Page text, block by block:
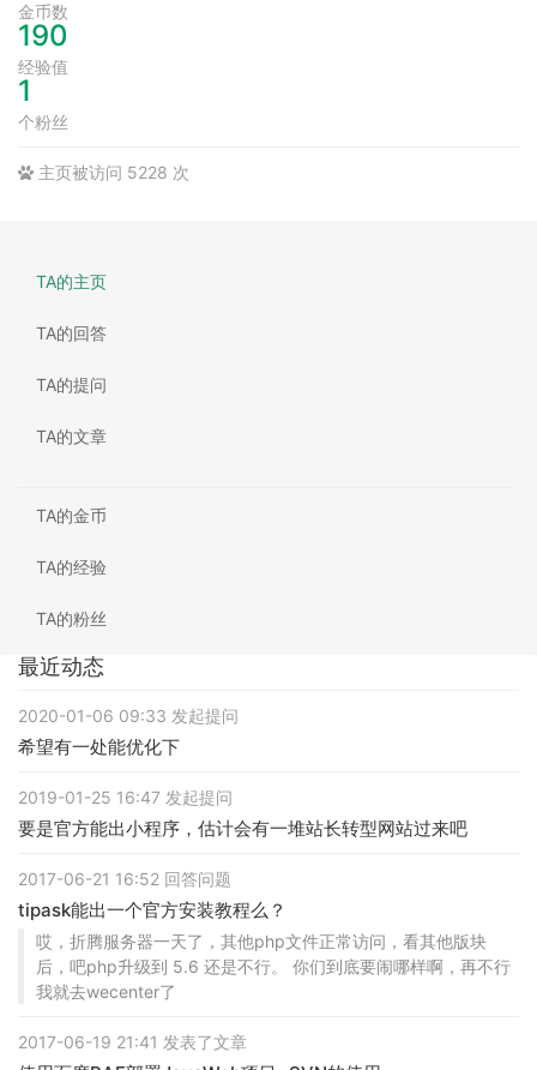
金币数
190
经验值
1
个粉丝
主页被访问 5228 次
TA的主页
TA的回答
TA的提问
TA的文章
TA的金币
TA的经验
TA的粉丝
最近动态
2020-01-06 09:33 发起提问
希望有一处能优化下
2019-01-25 16:47 发起提问
要是官方能出小程序，估计会有一堆站长转型网站过来吧
2017-06-21 16:52 回答问题
tipask能出一个官方安装教程么？
哎，折腾服务器一天了，其他php文件正常访问，看其他版块
后，吧php升级到 5.6 还是不行。 你们到底要闹哪样啊，再不行
我就去wecenter了
2017-06-19 21:41 发表了文章